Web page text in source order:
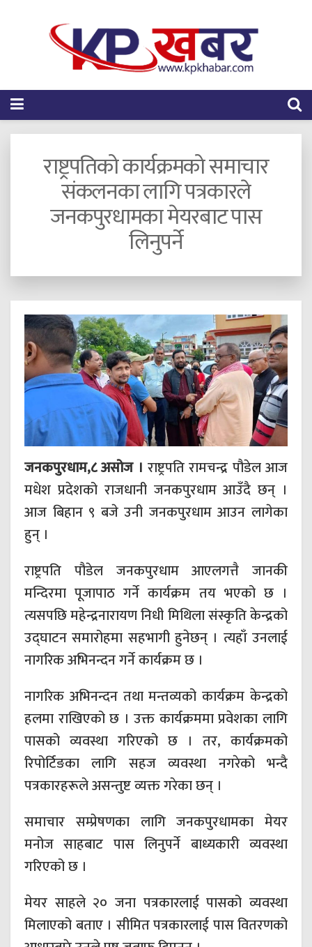
राष्ट्रपतिको कार्यक्रमको समाचार
संकलनका लागि पत्रकारले
जनकपुरधामका मेयरबाट पास
लिनुपर्ने
जनकपुरधाम,८ असोज । राष्ट्रपति रामचन्द्र पौडेल आज
मधेश प्रदेशको राजधानी जनकपुरधाम आउँदै छन् ।
आज बिहान ९ बजे उनी जनकपुरधाम आउन लागेका
हुन् ।
राष्ट्रपति पौडेल जनकपुरधाम आएलगत्तै जानकी
मन्दिरमा पूजापाठ गर्ने कार्यक्रम तय भएको छ ।
त्यसपछि महेन्द्रनारायण निधी मिथिला संस्कृति केन्द्रको
उद्घाटन समारोहमा सहभागी हुनेछन् । त्यहाँ उनलाई
नागरिक अभिनन्दन गर्ने कार्यक्रम छ ।
नागरिक अभिनन्दन तथा मन्तव्यको कार्यक्रम केन्द्रको
हलमा राखिएको छ । उक्त कार्यक्रममा प्रवेशका लागि
पासको व्यवस्था गरिएको छ । तर, कार्यक्रमको
रिपोर्टिङका लागि सहज व्यवस्था नगरेको भन्दै
पत्रकारहरूले असन्तुष्ट व्यक्त गरेका छन् ।
समाचार सम्प्रेषणका लागि जनकपुरधामका मेयर
मनोज साहबाट पास लिनुपर्ने बाध्यकारी व्यवस्था
गरिएको छ ।
मेयर साहले २० जना पत्रकारलाई पासको व्यवस्था
मिलाएको बताए । सीमित पत्रकारलाई पास वितरणको